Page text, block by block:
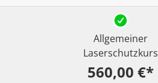
Allgemeiner
Laserschutzkurs
560,00 €*